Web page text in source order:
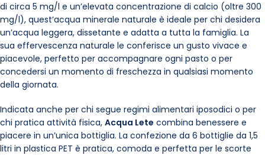
di circa 5 mg/l e un’elevata concentrazione di calcio (oltre 300
mg/l), quest’acqua minerale naturale è ideale per chi desidera
un’acqua leggera, dissetante e adatta a tutta la famiglia. La
sua effervescenza naturale le conferisce un gusto vivace e
piacevole, perfetto per accompagnare ogni pasto o per
concedersi un momento di freschezza in qualsiasi momento
della giornata.
Indicata anche per chi segue regimi alimentari iposodici o per
chi pratica attività fisica, Acqua Lete combina benessere e
piacere in un’unica bottiglia. La confezione da 6 bottiglie da 1,5
litri in plastica PET è pratica, comoda e perfetta per le scorte